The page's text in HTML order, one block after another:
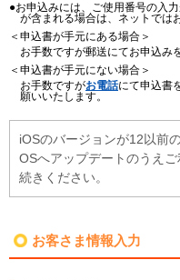
お申込みには、ご使用番号の入
が含まれる場合は、ネットでは
＜申込書が手元にある場合＞
お手数ですが郵送にてお申込み
＜申込書が手元にない場合＞
お手数ですがお電話にて申込書
願いいたします。
iOSのバージョンが12以前
OSへアップデートのうえ
続きください。
お客さま情報入力